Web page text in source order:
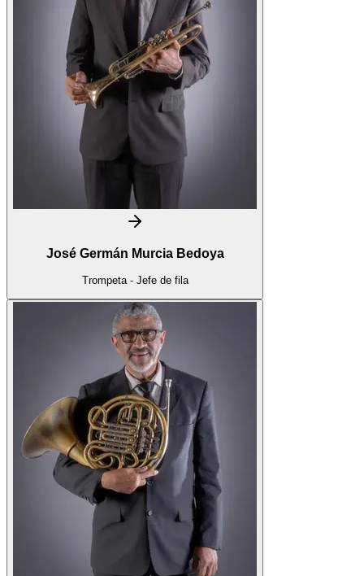
José Germán Murcia Bedoya
Trompeta - Jefe de fila